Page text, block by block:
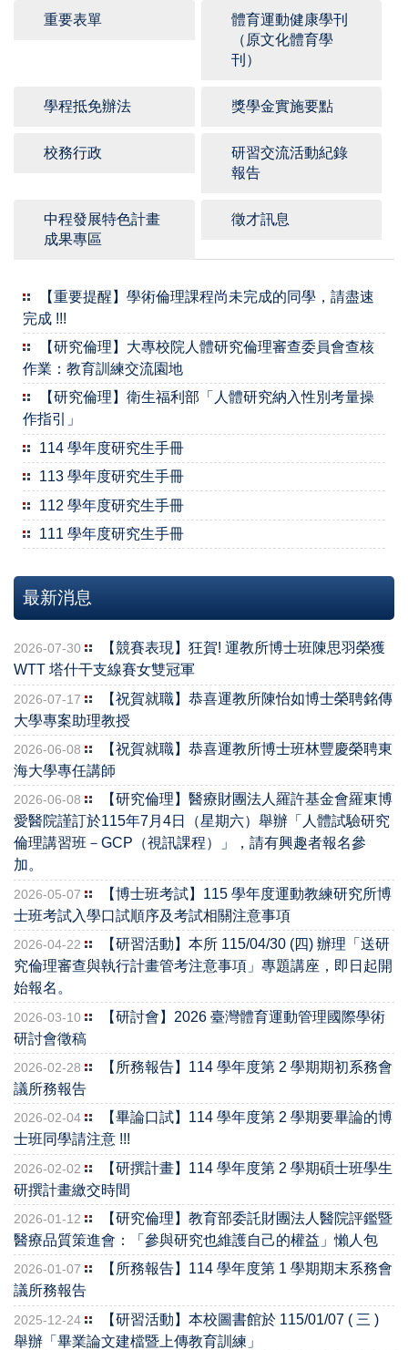
重要表單
體育運動健康學刊
（原文化體育學
刊）
學程抵免辦法 獎學金實施要點
校務行政
研習交流活動紀錄
報告
中程發展特色計畫
成果專區
徵才訊息
【重要提醒】學術倫理課程尚未完成的同學，請盡速
完成 !!!
【研究倫理】大專校院人體研究倫理審查委員會查核
作業：教育訓練交流園地
【研究倫理】衛生福利部「人體研究納入性別考量操
作指引」
114 學年度研究生手冊
113 學年度研究生手冊
112 學年度研究生手冊
111 學年度研究生手冊
最新消息
2026-07-30
【競賽表現】狂賀! 運教所博士班陳思羽榮獲
WTT 塔什干支線賽女雙冠軍
2026-07-17
【祝賀就職】恭喜運教所陳怡如博士榮聘銘傳
大學專案助理教授
2026-06-08
【祝賀就職】恭喜運教所博士班林豐慶榮聘東
海大學專任講師
2026-06-08
【研究倫理】醫療財團法人羅許基金會羅東博
愛醫院謹訂於115年7月4日（星期六）舉辦「人體試驗研究
倫理講習班－GCP（視訊課程）」，請有興趣者報名參
加。
2026-05-07
【博士班考試】115 學年度運動教練研究所博
士班考試入學口試順序及考試相關注意事項
2026-04-22
【研習活動】本所 115/04/30 (四) 辦理「送研
究倫理審查與執行計畫管考注意事項」專題講座，即日起開
始報名。
2026-03-10
【研討會】2026 臺灣體育運動管理國際學術
研討會徵稿
2026-02-28
【所務報告】114 學年度第 2 學期期初系務會
議所務報告
2026-02-04
【畢論口試】114 學年度第 2 學期要畢論的博
士班同學請注意 !!!
2026-02-02
【研撰計畫】114 學年度第 2 學期碩士班學生
研撰計畫繳交時間
2026-01-12
【研究倫理】教育部委託財團法人醫院評鑑暨
醫療品質策進會：「參與研究也維護自己的權益」懶人包
2026-01-07
【所務報告】114 學年度第 1 學期期末系務會
議所務報告
2025-12-24
【研習活動】本校圖書館於 115/01/07 ( 三 )
舉辦「畢業論文建檔暨上傳教育訓練」